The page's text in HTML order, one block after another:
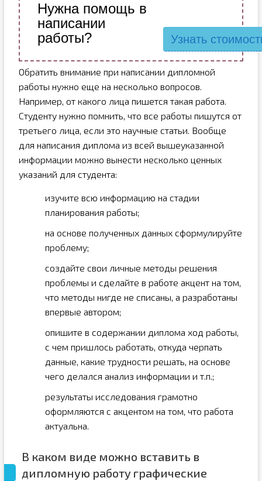
Нужна помощь в
написании
работы?
Узнать
Обратить внимание при написании дипломной
работы нужно еще на несколько вопросов.
Например, от какого лица пишется такая работа.
Студенту нужно помнить, что все работы пишутся от
третьего лица, если это научные статьи. Вообще
для написания диплома из всей вышеуказанной
информации можно вынести несколько ценных
указаний для студента:
изучите всю информацию на стадии
планирования работы;
на основе полученных данных сформулируйте
проблему;
создайте свои личные методы решения
проблемы и сделайте в работе акцент на том,
что методы нигде не списаны, а разработаны
впервые автором;
опишите в содержании диплома ход работы,
с чем пришлось работать, откуда черпать
данные, какие трудности решать, на основе
чего делался анализ информации и т.п.;
результаты исследования грамотно
оформляются с акцентом на том, что работа
актуальна.
В каком виде можно вставить в
дипломную работу графические